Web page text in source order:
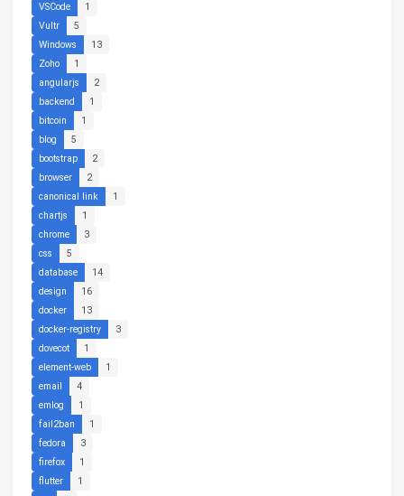
VSCode
1
Vultr
5
Windows
13
Zoho
1
angularjs
2
backend
1
bitcoin
1
blog
5
bootstrap
2
browser
2
canonical link
1
chartjs
1
chrome
3
css
5
database
14
design
16
docker
13
docker-registry
3
dovecot
1
element-web
1
email
4
emlog
1
fail2ban
1
fedora
3
firefox
1
flutter
1